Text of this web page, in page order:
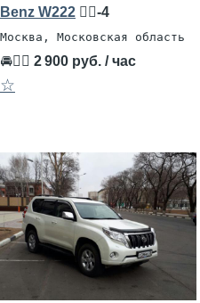
Benz W222 🧍‍♂️-4
Москва, Московская область
🚘👨‍✈ 2 900 руб. / час
☆